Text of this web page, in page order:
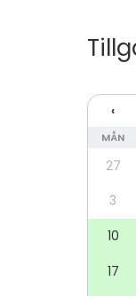
myös
‹
MÅN
27
3
10
17